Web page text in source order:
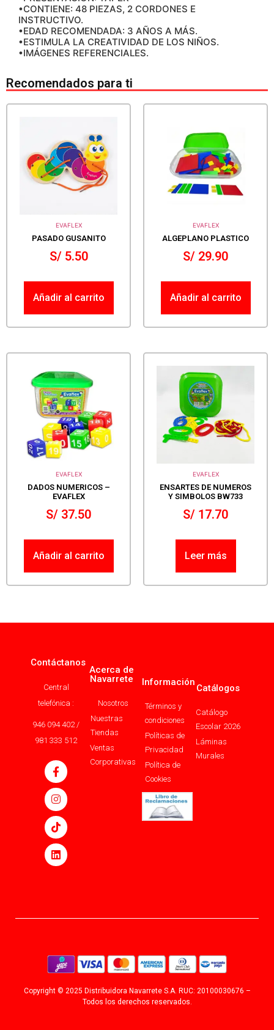
•CONTIENE: 48 PIEZAS, 2 CORDONES E
INSTRUCTIVO.
•EDAD RECOMENDADA: 3 AÑOS A MÁS.
•ESTIMULA LA CREATIVIDAD DE LOS NIÑOS.
•IMÁGENES REFERENCIALES.
Recomendados para ti
EVAFLEX
PASADO GUSANITO
S/5.50
Añadir al carrito
EVAFLEX
ALGEPLANO PLASTICO
S/ 29.90
Añadir al carrito
EVAFLEX
DADOS NUMERICOS –
EVAFLEX
S/ 37.50
Añadir al carrito
EVAFLEX
ENSARTES DE NUMEROS
Y SIMBOLOS BW733
S/ 17.70
Leer más
Contáctanos
Central
telefónica :
946 094 402 /
981 333 512
Acerca de
Navarrete
Nosotros
Nuestras
Tiendas
Ventas
Corporativas
Información
Términos y
condiciones
Políticas de
Privacidad
Política de
Cookies
Catálogos
Catálogo
Escolar 2026
Láminas
Murales
Copyright © 2025 Distribuidora Navarrete S.A. RUC: 20100030676 –
Todos los derechos reservados.